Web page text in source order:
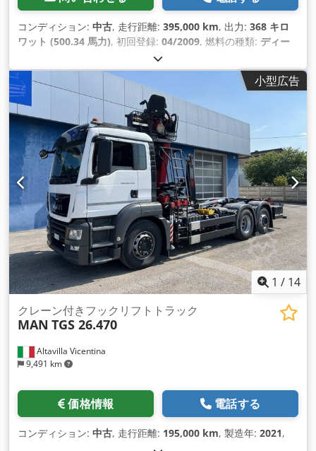
コンディション: 中古, 走行距離: 395,000 km, 出力: 368 キロ
ワット (500.34 馬力), 初回登録: 04/2009, 燃料の種類: ディー
32,000 kg（キログラム）
白色, 変速方式:オートマチック, 排出クラス:ユーロ5, 製造年:
2009, 装備:
ABS（アンチロック・ブレーキ・システム）, エア
コン, クレーン
小型広告
1 / 14
Altavilla Vicentina
9,491 km
クレーン付きフックリフトトラック
MAN TGS 26.470
価格情報 電話する
コンディション: 中古, 走行距離: 195,000 km, 製造年: 2021,